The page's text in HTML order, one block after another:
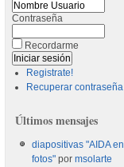
Contraseña
Recordarme
Registrate!
Recuperar contraseña
Últimos mensajes
diapositivas "AIDA en
fotos" pormsolarte